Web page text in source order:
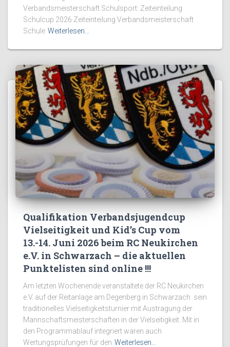
Verbandsmeisterschaft Schulsport: Zeiteinteilung
Schulcup 2026 Zeiteinteilung Verbandsmeisterschaft
Schule Weiterlesen…
Qualifikation Verbandsjugendcup
Vielseitigkeit und Kid’s Cup vom
13.-14. Juni 2026 beim RC Neukirchen
e.V. in Schwarzach – die aktuellen
Punktelisten sind online !!!
Am letzten Wochenende veranstaltete der RC Neukirchen
e.V. auf der Reitanlage am Degenberg in Schwarzach sein
traditionelles Vielseitigkeitsturnier mit Austragung der
Mannschaftsmeisterschaften in der Vielseitigkeit. Mit in
den Programmablauf integriert waren auch
Wertungsprüfungen für den Weiterlesen…